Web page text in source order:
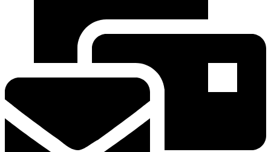
Экономика